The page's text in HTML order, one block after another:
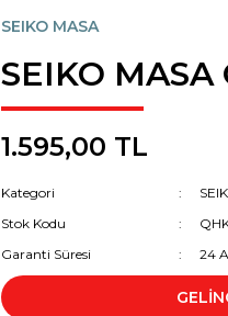
SEIKO MASA
SEIKO MASA
1.595,00 TL
Kategori
Stok Kodu
Garanti Süresi
24